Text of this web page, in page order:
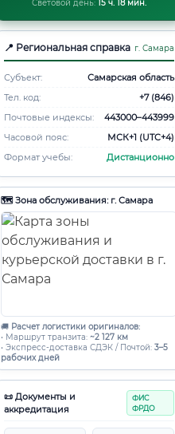
Световой день: 15 ч. 18 мин.
📍 Региональная справка г. Самара
Субъект:
Самарская область
Тел. код:
+7 (846)
Почтовые индексы:
443000–443999
Часовой пояс:
МСК+1 (UTC+4)
Формат учебы:
Дистанционно
🗺️ Зона обслуживания: г. Самара
🚚 Расчет логистики оригиналов:
• Маршрут транзита: ~2 127 км
• Экспресс-доставка СДЭК / Почтой: 3–5
рабочих дней
📜 Документы и
аккредитация
ФИС
ФРДО